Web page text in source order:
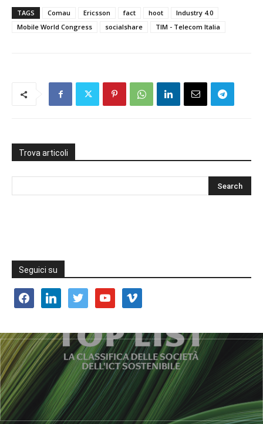
TAGS Comau Ericsson fact hoot
Industry 4.0
Mobile World Congress
socialshare TIM - Telecom Italia
Trova articoli
Seguici su
facebooklinkedin twitter youtube vimeo